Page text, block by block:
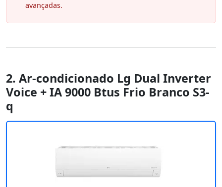
avançadas.
2. Ar-condicionado Lg Dual Inverter
Voice + IA 9000 Btus Frio Branco S3-
q